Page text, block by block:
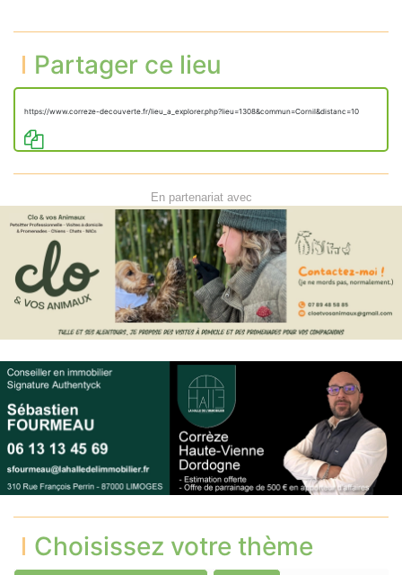
Partager ce lieu
https://www.correze-decouverte.fr/lieu_a_explorer.php?lieu=1308&commun=Cornil&distanc=10
En partenariat avec
Choisissez votre thème